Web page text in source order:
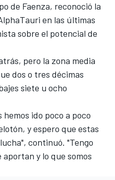
de Faenza, reconoció la
en las últimas
sobre el potencial de
pero la zona media
dos o tres décimas
siete u ocho
ido poco a poco
y espero que estas
continuó. "Tengo
y lo que somos